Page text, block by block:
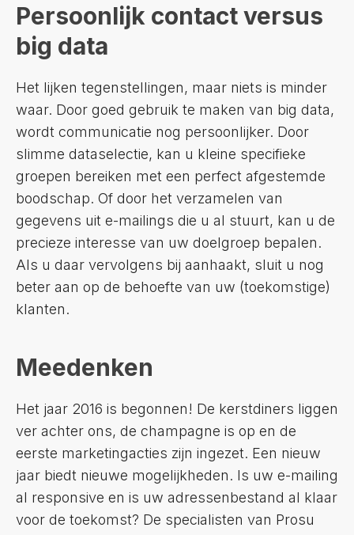
Persoonlijk contact versus
big data
Het lijken tegenstellingen, maar niets is minder
waar. Door goed gebruik te maken van big data,
wordt communicatie nog persoonlijker. Door
slimme dataselectie, kan u kleine specifieke
groepen bereiken met een perfect afgestemde
boodschap. Of door het verzamelen van
gegevens uit e-mailings die u al stuurt, kan u de
precieze interesse van uw doelgroep bepalen.
Als u daar vervolgens bij aanhaakt, sluit u nog
beter aan op de behoefte van uw (toekomstige)
klanten.
Meedenken
Het jaar 2016 is begonnen! De kerstdiners liggen
ver achter ons, de champagne is op en de
eerste marketingacties zijn ingezet. Een nieuw
jaar biedt nieuwe mogelijkheden. Is uw e-mailing
al responsive en is uw adressenbestand al klaar
voor de toekomst? De specialisten van Prosu